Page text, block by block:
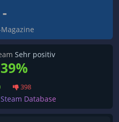
-
Sehr positiv
398
Database